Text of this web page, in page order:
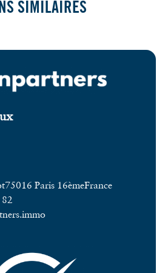
SIMILAIRES
75016 Paris 16èmeFrance